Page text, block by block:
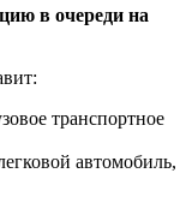
транспортное
автомобиль,